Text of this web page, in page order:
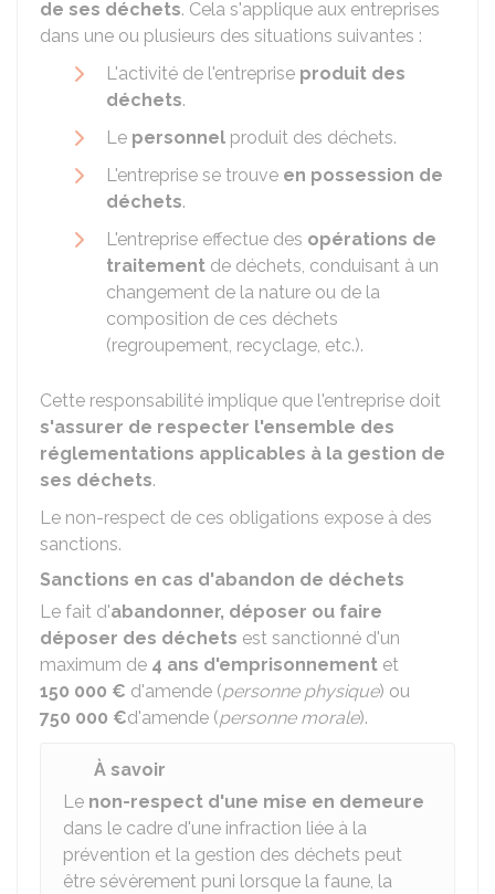
de ses déchets. Cela s'applique aux entreprises
dans une ou plusieurs des situations suivantes :
L'activité de l'entreprise produit des
déchets.
Le personnel produit des déchets.
L'entreprise se trouve en possession de
déchets.
L'entreprise effectue des opérations de
traitement de déchets, conduisant à un
changement de la nature ou de la
composition de ces déchets
(regroupement, recyclage, etc.).
Cette responsabilité implique que l'entreprise doit
s'assurer de respecter l'ensemble des
réglementations applicables à la gestion de
ses déchets.
Le non-respect de ces obligations expose à des
sanctions.
Sanctions en cas d'abandon de déchets
Le fait d'abandonner, déposer ou faire
déposer des déchets est sanctionné d'un
maximum de 4 ans d'emprisonnement et
150 000 € d'amende (personne physique) ou
750 000 €d'amende (personne morale).
À savoir
Le non-respect d'une mise en demeure
dans le cadre d'une infraction liée à la
prévention et la gestion des déchets peut
être sévèrement puni lorsque la faune, la